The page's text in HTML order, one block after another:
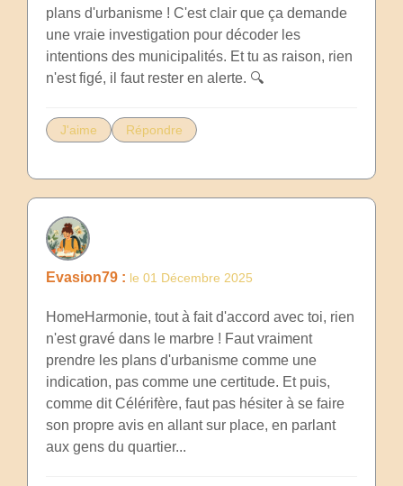
plans d'urbanisme ! C'est clair que ça demande
une vraie investigation pour décoder les
intentions des municipalités. Et tu as raison, rien
n'est figé, il faut rester en alerte. 🔍
J'aime Répondre
Evasion79 : le 01 Décembre 2025
HomeHarmonie, tout à fait d'accord avec toi, rien
n'est gravé dans le marbre ! Faut vraiment
prendre les plans d'urbanisme comme une
indication, pas comme une certitude. Et puis,
comme dit Célérifère, faut pas hésiter à se faire
son propre avis en allant sur place, en parlant
aux gens du quartier...